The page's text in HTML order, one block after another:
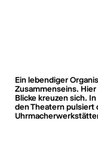
Ein lebendiger
Zusammenseins.
Blicke kreuzen sich.
den Theatern pulsiert